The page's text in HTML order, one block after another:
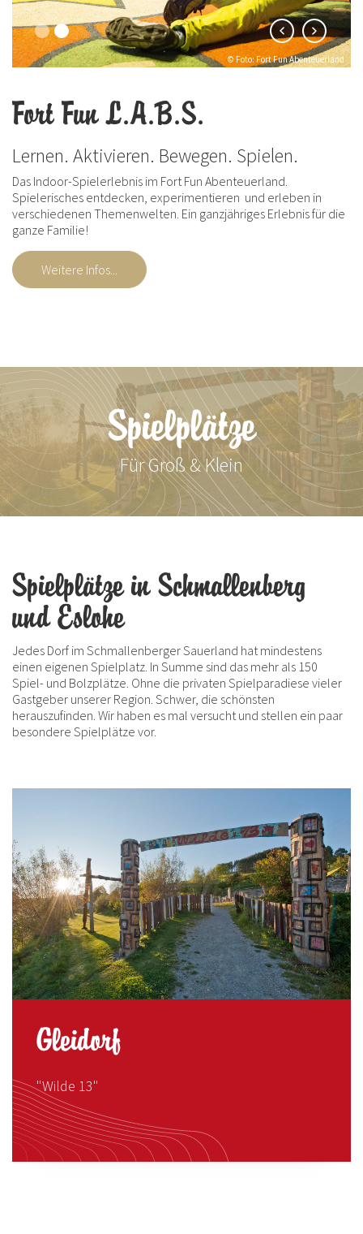
© Foto: Fort Fun Abenteuerland
Fort Fun L.A.B.S.
Lernen. Aktivieren. Bewegen. Spielen.
Das Indoor-Spielerlebnis im Fort Fun Abenteuerland.
Spielerisches entdecken, experimentieren und erleben in
verschiedenen Themenwelten. Ein ganzjähriges Erlebnis für die
ganze Familie!
Weitere Infos...
Spielplätze
Für Groß & Klein
Spielplätze in Schmallenberg
und Eslohe
Jedes Dorf im Schmallenberger Sauerland hat mindestens
einen eigenen Spielplatz. In Summe sind das mehr als 150
Spiel- und Bolzplätze. Ohne die privaten Spielparadiese vieler
Gastgeber unserer Region. Schwer, die schönsten
herauszufinden. Wir haben es mal versucht und stellen ein paar
besondere Spielplätze vor.
Gleidorf
"Wilde 13"